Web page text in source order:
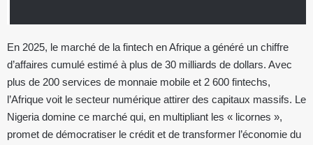
En 2025, le marché de la fintech en Afrique a généré un chiffre
d’affaires cumulé estimé à plus de 30 milliards de dollars. Avec
plus de 200 services de monnaie mobile et 2 600 fintechs,
l’Afrique voit le secteur numérique attirer des capitaux massifs. Le
Nigeria domine ce marché qui, en multipliant les « licornes »,
promet de démocratiser le crédit et de transformer l’économie du